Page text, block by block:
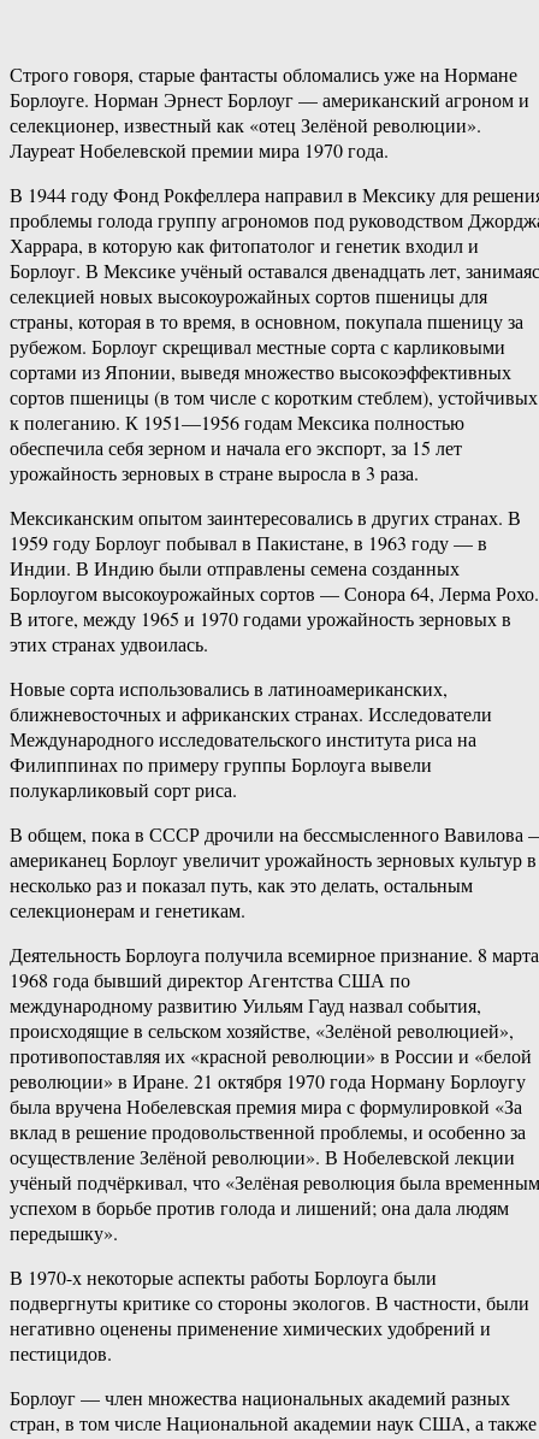
Строго говоря, старые фантасты обломались уже на Нормане
Борлоуге. Норман Эрнест Борлоуг — американский агроном и
селекционер, известный как «отец Зелёной революции».
Лауреат Нобелевской премии мира 1970 года.
В 1944 году Фонд Рокфеллера направил в Мексику для
проблемы голода группу агрономов под руководством
Харрара, в которую как фитопатолог и генетик входил и
Борлоуг. В Мексике учёный оставался двенадцать лет,
селекцией новых высокоурожайных сортов пшеницы для
страны, которая в то время, в основном, покупала пшеницу за
рубежом. Борлоуг скрещивал местные сорта с карликовыми
сортами из Японии, выведя множество высокоэффективных
сортов пшеницы (в том числе с коротким стеблем), устойчивых
к полеганию. К 1951—1956 годам Мексика полностью
обеспечила себя зерном и начала его экспорт, за 15 лет
урожайность зерновых в стране выросла в 3 раза.
Мексиканским опытом заинтересовались в других странах. В
1959 году Борлоуг побывал в Пакистане, в 1963 году — в
Индии. В Индию были отправлены семена созданных
Борлоугом высокоурожайных сортов — Сонора 64, Лерма Рохо.
В итоге, между 1965 и 1970 годами урожайность зерновых в
этих странах удвоилась.
Новые сорта использовались в латиноамериканских,
ближневосточных и африканских странах. Исследователи
Международного исследовательского института риса на
Филиппинах по примеру группы Борлоуга вывели
полукарликовый сорт риса.
В общем, пока в СССР дрочили на бессмысленного Вавилова
американец Борлоуг увеличит урожайность зерновых культур в
несколько раз и показал путь, как это делать, остальным
селекционерам и генетикам.
Деятельность Борлоуга получила всемирное признание. 8 марта
1968 года бывший директор Агентства США по
международному развитию Уильям Гауд назвал события,
происходящие в сельском хозяйстве, «Зелёной революцией»,
противопоставляя их «красной революции» в России и «белой
революции» в Иране. 21 октября 1970 года Норману Борлоугу
была вручена Нобелевская премия мира с формулировкой «За
вклад в решение продовольственной проблемы, и особенно за
осуществление Зелёной революции». В Нобелевской лекции
учёный подчёркивал, что «Зелёная революция была временным
успехом в борьбе против голода и лишений; она дала людям
передышку».
В 1970-х некоторые аспекты работы Борлоуга были
подвергнуты критике со стороны экологов. В частности, были
негативно оценены применение химических удобрений и
пестицидов.
Борлоуг — член множества национальных академий разных
стран, в том числе Национальной академии наук США, а также